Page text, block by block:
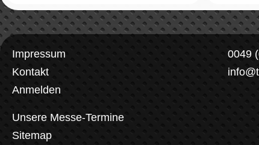
Impressum
Kontakt
Anmelden
Unsere Messe-Termine
Sitemap
0049